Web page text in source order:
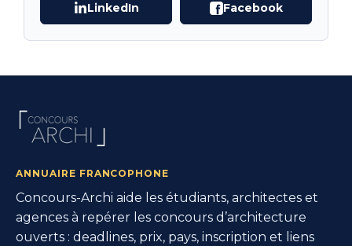
LinkedIn Facebook
ANNUAIRE FRANCOPHONE
Concours-Archi aide les étudiants, architectes et
agences à repérer les concours d’architecture
ouverts : deadlines, prix, pays, inscription et liens